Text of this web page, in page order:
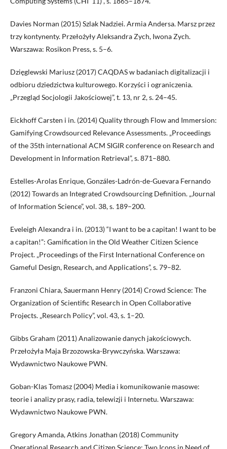
Davies Norman (2015) Szlak Nadziei. Armia Andersa. Marsz przez
trzy kontynenty. Przełożyły Aleksandra Zych, Iwona Zych.
Warszawa: Rosikon Press, s. 5–6.
Dzięglewski Mariusz (2017) CAQDAS w badaniach digitalizacji i
odbioru dziedzictwa kulturowego. Korzyści i ograniczenia.
„Przegląd Socjologii Jakościowej”, t. 13, nr 2, s. 24–45.
Eickhoff Carsten i in. (2014) Quality through Flow and Immersion:
Gamifying Crowdsourced Relevance Assessments. „Proceedings
of the 35th international ACM SIGIR conference on Research and
Development in Information Retrieval”, s. 871–880.
Estelles-Arolas Enrique, Gonzáles-Ladrón-de-Guevara Fernando
(2012) Towards an Integrated Crowdsourcing Definition. „Journal
of Information Science”, vol. 38, s. 189–200.
Eveleigh Alexandra i in. (2013) “I want to be a capitan! I want to be
a capitan!”: Gamification in the Old Weather Citizen Science
Project. „Proceedings of the First International Conference on
Gameful Design, Research, and Applications”, s. 79–82.
Franzoni Chiara, Sauermann Henry (2014) Crowd Science: The
Organization of Scientific Research in Open Collaborative
Projects. „Research Policy”, vol. 43, s. 1–20.
Gibbs Graham (2011) Analizowanie danych jakościowych.
Przełożyła Maja Brzozowska-Brywczyńska. Warszawa:
Wydawnictwo Naukowe PWN.
Goban-Klas Tomasz (2004) Media i komunikowanie masowe:
teorie i analizy prasy, radia, telewizji i Internetu. Warszawa:
Wydawnictwo Naukowe PWN.
Gregory Amanda, Atkins Jonathan (2018) Community